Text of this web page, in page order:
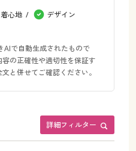
着心地
デザイン
で自動生成されたもので
の正確性や適切性を保証す
と併せてご確認ください。
詳細フィルター